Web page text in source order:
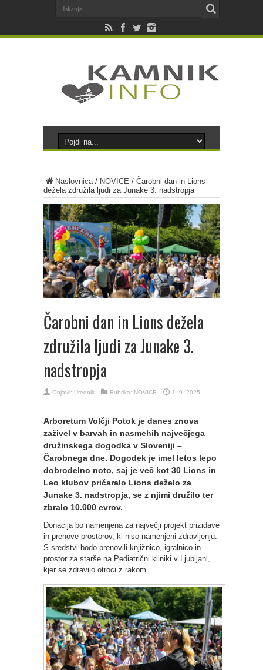
Naslovnica/ NOVICE / Čarobni dan in Lions
dežela združila ljudi za Junake 3. nadstropja
Čarobni dan in Lions dežela
združila ljudi za Junake 3.
nadstropja
Objavil: Urednik Rubrika: NOVICE 1. 9. 2025
Arboretum Volčji Potok je danes znova
zaživel v barvah in nasmehih največjega
družinskega dogodka v Sloveniji –
Čarobnega dne. Dogodek je imel letos lepo
dobrodelno noto, saj je več kot 30 Lions in
Leo klubov pričaralo Lions deželo za
Junake 3. nadstropja, se z njimi družilo ter
zbralo 10.000 evrov.
Donacija bo namenjena za največji projekt prizidave
in prenove prostorov, ki niso namenjeni zdravljenju.
S sredstvi bodo prenovili knjižnico, igralnico in
prostor za starše na Pediatrični kliniki v Ljubljani,
kjer se zdravijo otroci z rakom.